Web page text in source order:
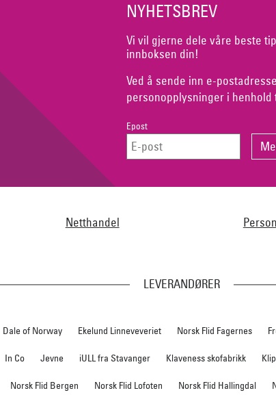
NYHETSBREV
Vi vil gjerne dele våre beste
innboksen din!
Ved å sende inn e-
personopplysninger i henhold
Epost
Netthandel
LEVERANDØRER
Dale of Norway Ekelund Linneveveriet Norsk Flid Fagernes
In Co Jevne iULL fra Stavanger Klaveness skofabrikk
Norsk Flid Bergen Norsk Flid Lofoten Norsk Flid Hallingdal